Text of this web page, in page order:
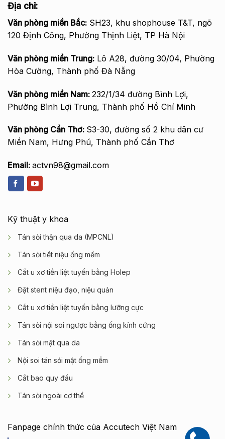
Địa chỉ:
Văn phòng miền Bắc: SH23, khu shophouse T&T, ngõ
120 Định Công, Phường Thịnh Liệt, TP Hà Nội
Văn phòng miền Trung: Lô A28, đường 30/04, Phường
Hòa Cường, Thành phố Đà Nẵng
Văn phòng miền Nam: 232/1/34 đường Bình Lợi,
Phường Bình Lợi Trung, Thành phố Hồ Chí Minh
Văn phòng Cần Thơ: S3-30, đường số 2 khu dân cư
Miền Nam, Hưng Phú, Thành phố Cần Thơ
Email: actvn98@gmail.com
Kỹ thuật y khoa
Tán sỏi thận qua da (MPCNL)
Tán sỏi tiết niệu ống mềm
Cắt u xơ tiền liệt tuyến bằng Holep
Đặt stent niệu đạo, niệu quản
Cắt u xơ tiền liệt tuyến bằng lưỡng cực
Tán sỏi nội soi ngược bằng ống kính cứng
Tán sỏi mật qua da
Nội soi tán sỏi mật ống mềm
Cắt bao quy đầu
Tán sỏi ngoài cơ thể
Fanpage chính thức của Accutech Việt Nam